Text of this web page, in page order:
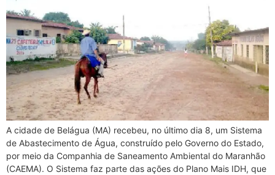
A cidade de Belágua (MA) recebeu, no último dia 8, um Sistema
de Abastecimento de Água, construído pelo Governo do Estado,
por meio da Companhia de Saneamento Ambiental do Maranhão
(CAEMA). O Sistema faz parte das ações do Plano Mais IDH, que